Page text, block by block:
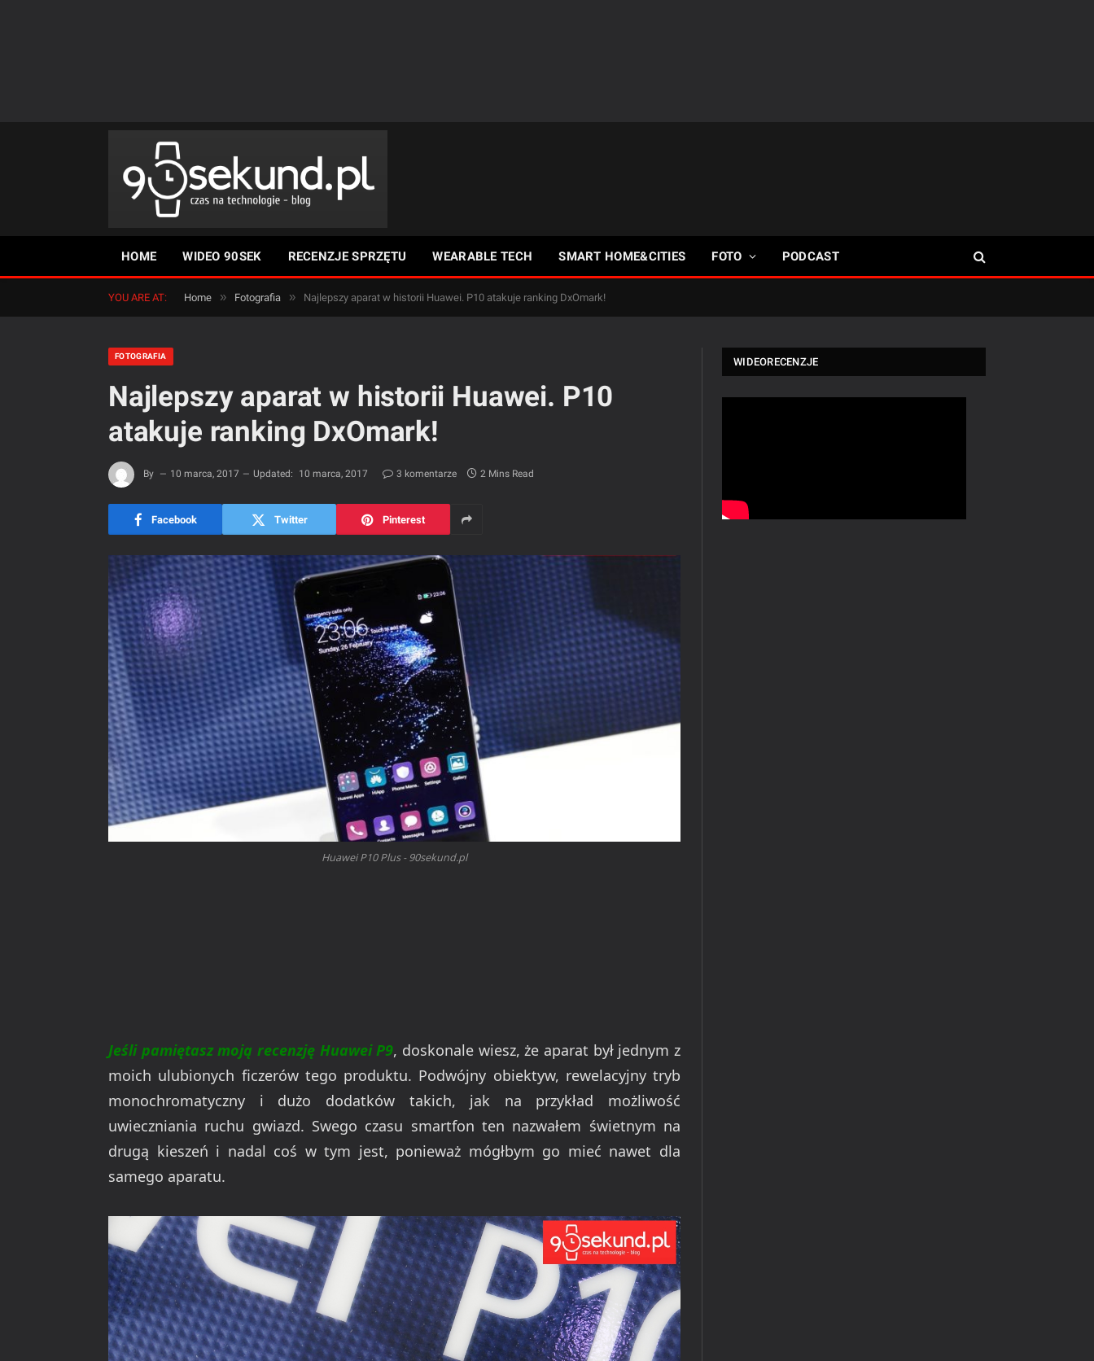
HOME WIDEO 90SEK RECENZJE SPRZĘTU WEARABLE TECH SMART HOME&CITIES FOTO PODCAST
YOU ARE AT: Home » Fotografia » Najlepszy aparat w historii Huawei. P10 atakuje ranking DxOmark!
FOTOGRAFIA
Najlepszy aparat w historii Huawei. P10
atakuje ranking DxOmark!
By 10 marca, 2017 Updated: 10 marca, 2017 3 komentarze 2 Mins Read
Facebook Twitter Pinterest
Huawei P10 Plus - 90sekund.pl
Jeśli pamiętasz moją recenzję Huawei P9, doskonale wiesz, że aparat był jednym z
moich ulubionych ficzerów tego produktu. Podwójny obiektyw, rewelacyjny tryb
monochromatyczny i dużo dodatków takich, jak na przykład możliwość
uwieczniania ruchu gwiazd. Swego czasu smartfon ten nazwałem świetnym na
drugą kieszeń i nadal coś w tym jest, ponieważ mógłbym go mieć nawet dla
samego aparatu.
WIDEORECENZJE